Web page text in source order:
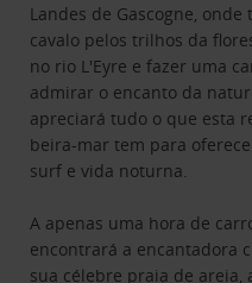
Landes de Gascogne,
cavalo pelos trilhos da
no rio L'Eyre e fazer uma
admirar o encanto da
apreciará tudo o que esta
beira-mar tem para
surf e vida noturna.
A apenas uma hora de
encontrará a encantadora
sua célebre praia de areia,